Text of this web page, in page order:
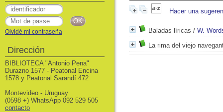
Hacer una
Baladas líricas / W.
La rima del viejo
Olvidé mi contraseña
Dirección
BIBLIOTECA "Antonio Pena"
Durazno 1577 - Peatonal Encina
1578 y Peatonal Sarandí 472
Montevideo - Uruguay
(0598 +) WhatsApp 092 529 505
contacto